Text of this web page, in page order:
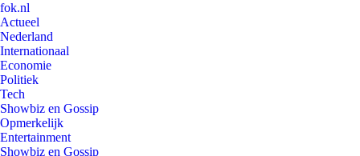
fok.nl
Actueel
Nederland
Internationaal
Economie
Politiek
Tech
Showbiz en Gossip
Opmerkelijk
Entertainment
Showbiz en Gossip